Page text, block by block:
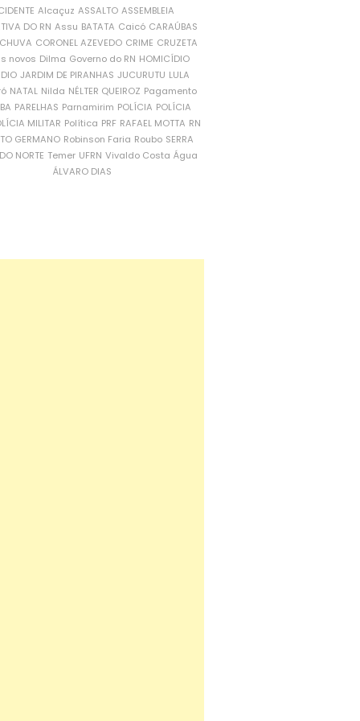
Alcaçuz ASSALTO ASSEMBLEIA
DO RN Assu BATATA Caicó CARAÚBAS
CORONEL AZEVEDO CRIME CRUZETA
novos Dilma Governo do RN HOMICÍDIO
JARDIM DE PIRANHAS JUCURUTU LULA
NATAL Nilda NÉLTER QUEIROZ Pagamento
PARELHAS Parnamirim POLÍCIA POLÍCIA
MILITAR Política PRF RAFAEL MOTTA RN
GERMANO Robinson Faria Roubo SERRA
NORTE Temer UFRN Vivaldo Costa Água
ÁLVARO DIAS